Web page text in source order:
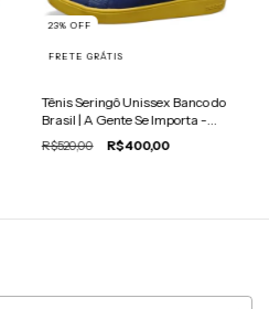
23%OFF
FRETE GRÁTIS
Tênis Seringô Unissex Banco do
Brasil | A Gente Se Importa -
Azul
R$520,00 R$400,00